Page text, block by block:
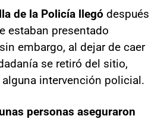
de la Policía llegó después
estaban presentado
embargo, al dejar de caer
se retiró del sitio,
intervención policial.
personas aseguraron